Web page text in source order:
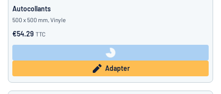
Autocollants
500 x 500 mm, Vinyle
€54.29 TTC
Adapter